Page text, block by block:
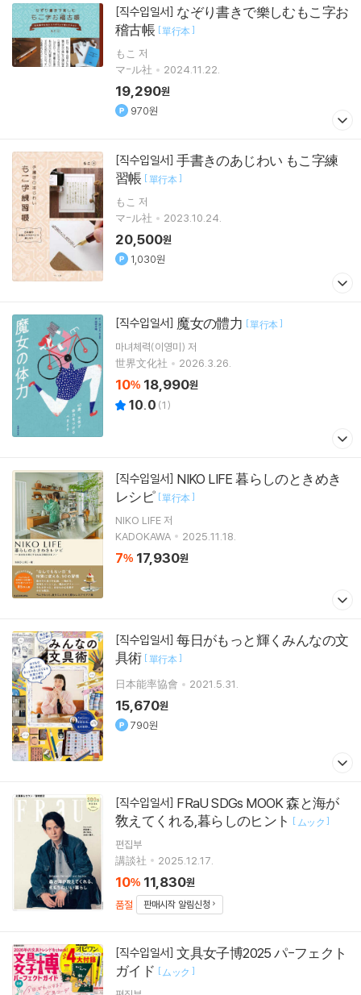
[직수입일서]
稽古帳 [單行本]
もこ 저
マ-ル社
2024.11.22.
19,290원
970원
[직수입일서] 手書きのあじわい もこ字練
習帳 [單行本]
もこ 저
マ-ル社
2023.10.24.
20,500원
1,030원
[직수입일서] 魔女の體力 [單行本]
마녀체력(이영미) 저
世界文化社
2026.3.26.
10% 18,990원
10.0 (1)
[직수입일서]
レシピ [單行本]
NIKO LIFE 저
KADOKAWA
2025.11.18.
7% 17,930원
[직수입일서] 每日がもっと輝くみんなの文
具術 [單行本]
日本能率協會 2021.5.31.
15,670원
790원
[직수입일서]
敎えてくれる,暮らしのヒント [ ムック ]
편집부
講談社
2025.12.17.
10% 11,830원
품절
판매시작 알림신청
[직수입일서] 文具女子博2025 パ-フェクト
ガイド [ ムック ]